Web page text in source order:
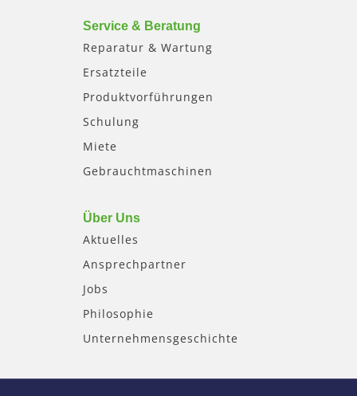
Service & Beratung
Reparatur & Wartung
Ersatzteile
Produktvorführungen
Schulung
Miete
Gebrauchtmaschinen
Über Uns
Aktuelles
Ansprechpartner
Jobs
Philosophie
Unternehmensgeschichte